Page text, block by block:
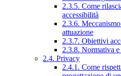
2.3.5. Come
accessibilità
2.3.6.
attuazione
2.3.7. Obiettivi
2.3.8. Normativa
2.4. Privacy
2.4.1. Come